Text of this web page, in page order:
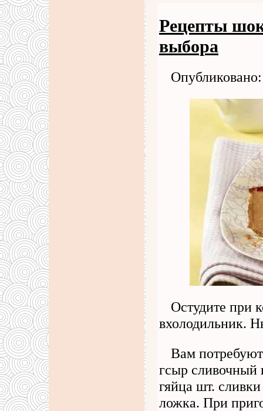
Рецепты
выбора
Остудите при
вхолодильник.
Вам
гсыр сливочный
гяйца шт.
ложка. При